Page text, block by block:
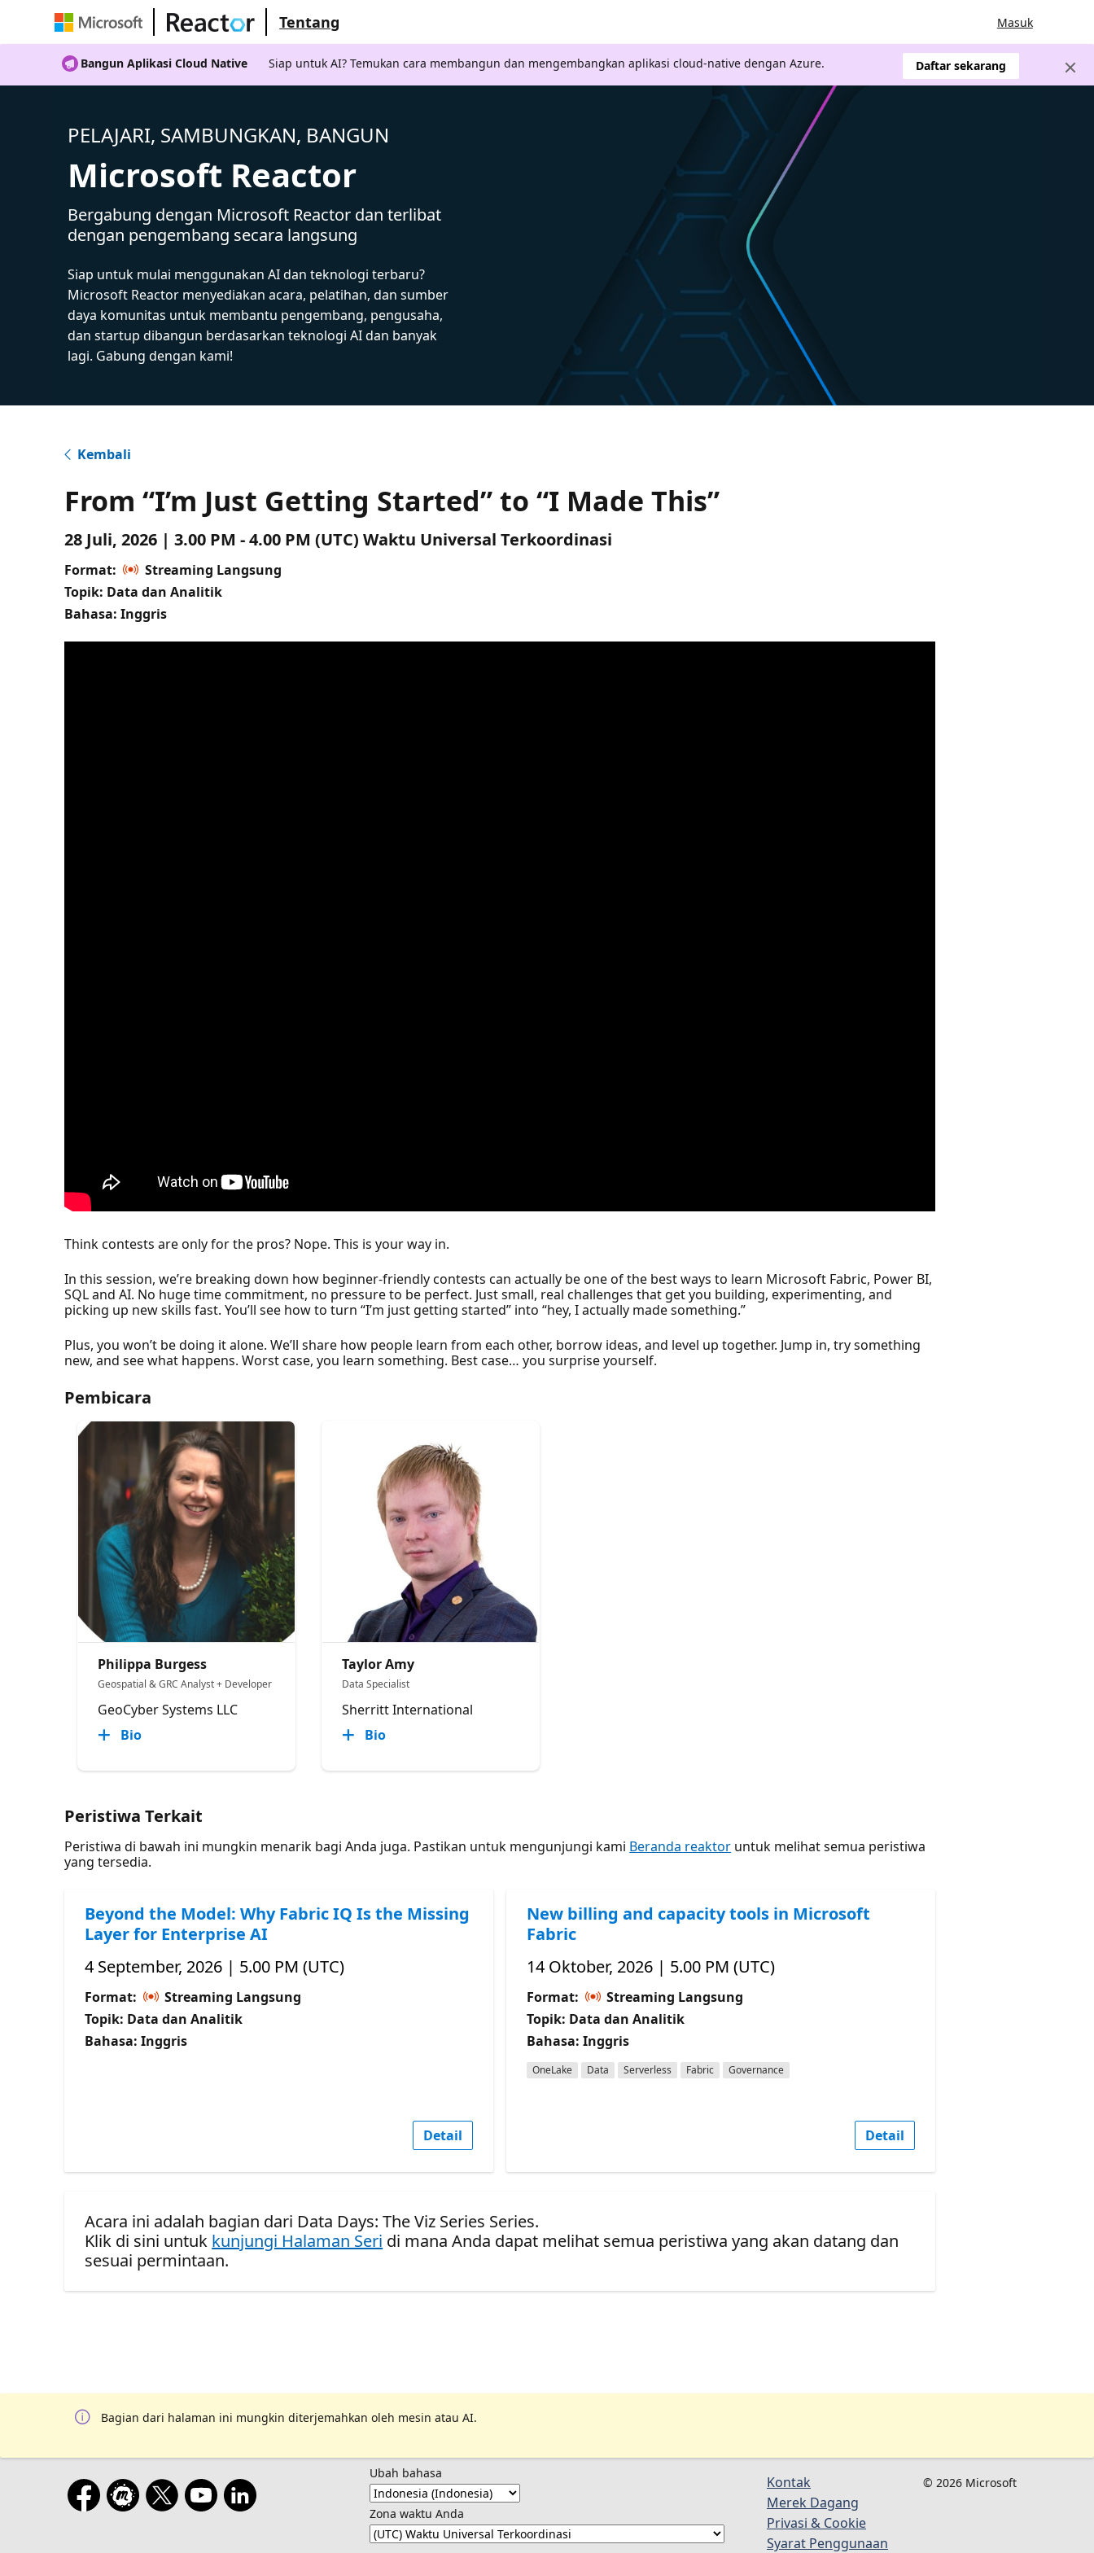
Tentang Masuk
Bangun Aplikasi Cloud Native Siap untuk AI? Temukan cara membangun dan mengembangkan aplikasi cloud-native dengan Azure. Daftar sekarang
PELAJARI, SAMBUNGKAN, BANGUN
Microsoft Reactor
Bergabung dengan Microsoft Reactor dan terlibat
dengan pengembang secara langsung
Siap untuk mulai menggunakan AI dan teknologi terbaru?
Microsoft Reactor menyediakan acara, pelatihan, dan sumber
daya komunitas untuk membantu pengembang, pengusaha,
dan startup dibangun berdasarkan teknologi AI dan banyak
lagi. Gabung dengan kami!
Kembali
From “I’m Just Getting Started” to “I Made This”
28 Juli, 2026 | 3.00 PM - 4.00 PM (UTC) Waktu Universal Terkoordinasi
Format:
Streaming Langsung
Topik: Data dan Analitik
Bahasa: Inggris
Think contests are only for the pros? Nope. This is your way in.
In this session, we’re breaking down how beginner-friendly contests can actually be one of the best ways to learn Microsoft Fabric, Power BI,
SQL and AI. No huge time commitment, no pressure to be perfect. Just small, real challenges that get you building, experimenting, and
picking up new skills fast. You’ll see how to turn “I’m just getting started” into “hey, I actually made something.”
Plus, you won’t be doing it alone. We’ll share how people learn from each other, borrow ideas, and level up together. Jump in, try something
new, and see what happens. Worst case, you learn something. Best case… you surprise yourself.
Pembicara
Philippa Burgess
Geospatial & GRC Analyst + Developer
GeoCyber Systems LLC
Bio
Taylor Amy
Data Specialist
Sherritt International
Bio
Peristiwa Terkait
Peristiwa di bawah ini mungkin menarik bagi Anda juga. Pastikan untuk mengunjungi kami Beranda reaktor untuk melihat semua peristiwa
yang tersedia.
Beyond the Model: Why Fabric IQ Is the Missing
Layer for Enterprise AI
4 September, 2026 | 5.00 PM (UTC)
Format:
Streaming Langsung
Topik: Data dan Analitik
Bahasa: Inggris
Detail
New billing and capacity tools in Microsoft
Fabric
14 Oktober, 2026 | 5.00 PM (UTC)
Format:
Streaming Langsung
Topik: Data dan Analitik
Bahasa: Inggris
OneLake Data Serverless Fabric Governance
Detail
Acara ini adalah bagian dari Data Days: The Viz Series Series.
Klik di sini untuk kunjungi Halaman Seri di mana Anda dapat melihat semua peristiwa yang akan datang dan
sesuai permintaan.
Bagian dari halaman ini mungkin diterjemahkan oleh mesin atau AI.
Ubah bahasa
Zona waktu Anda
Kontak
Merek Dagang
Privasi & Cookie
Syarat Penggunaan
© 2026 Microsoft